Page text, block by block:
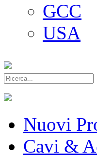
GCC
USA
Nuovi
Cavi &